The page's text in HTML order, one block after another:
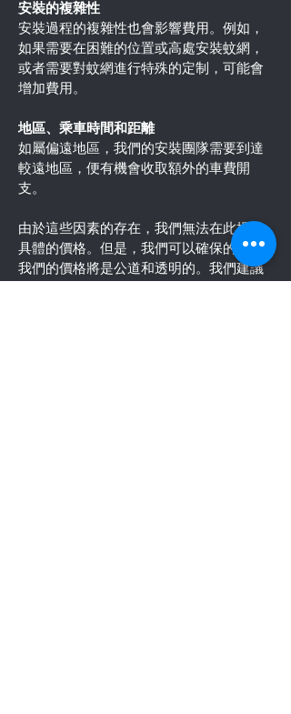
安裝的複雜性
安裝過程的複雜性也會影響費用。例如，
如果需要在困難的位置或高處安裝蚊網，
或者需要對蚊網進行特殊的定制，可能會
增加費用。
地區、乘車時間和距離
如屬偏遠地區，我們的安裝團隊需要到達
較遠地區，便有機會收取額外的車費開
支。
由於這些因素的存在，我們無法在此提供
具體的價格。但是，我們可以確保的是，
我們的價格將是公道和透明的。我們建議